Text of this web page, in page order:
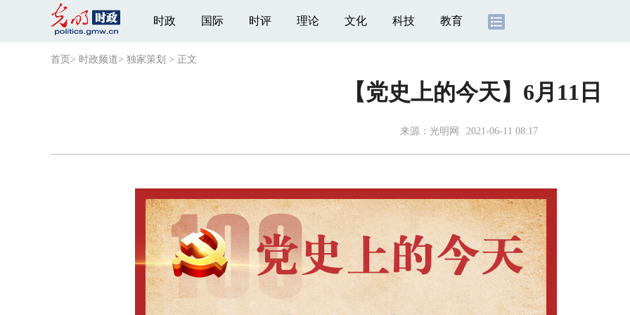
时政 国际 时评 理论 文化 科技 教育
首页 > 时政频道> 独家策划 > 正文
【党史上的今天】6月11日
来源： 光明网 2021-06-11 08:17